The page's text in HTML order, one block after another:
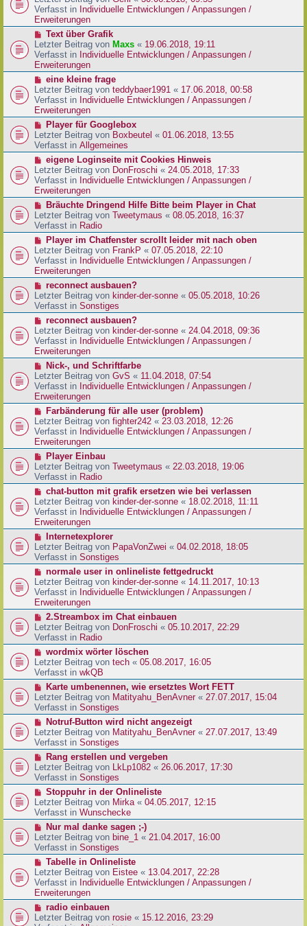
g
e
i
t
a
g
u
e
r
B
e
i
t
a
g
Verfasst in Individuelle Entwicklungen / Anpassungen /
Erweiterungen
N
e
u
e
r
B
e
i
t
a
g
Text über Grafik
Letzter Beitrag von Maxs « 19.06.2018, 19:11
Verfasst in Individuelle Entwicklungen / Anpassungen /
Erweiterungen
N
e
u
e
r
B
e
i
r
a
g
eine kleine frage
Letzter Beitrag von teddybaer1991 « 17.06.2018, 00:58
Verfasst in Individuelle Entwicklungen / Anpassungen /
Erweiterungen
N
e
u
e
r
B
e
i
r
a
g
Player für Googlebox
Letzter Beitrag von Boxbeutel « 01.06.2018, 13:55
Verfasst in Allgemeines
N
e
u
e
r
B
e
i
r
a
g
eigene Loginseite mit Cookies Hinweis
Letzter Beitrag von DonFroschi « 24.05.2018, 17:33
Verfasst in Individuelle Entwicklungen / Anpassungen /
Erweiterungen
N
e
u
e
r
B
e
i
r
a
g
Bräuchte Dringend Hilfe Bitte beim Player in Chat
Letzter Beitrag von Tweetymaus « 08.05.2018, 16:37
Verfasst in Radio
N
e
u
e
r
B
e
i
r
a
g
Player im Chatfenster scrollt leider mit nach oben
Letzter Beitrag von FrankP « 07.05.2018, 22:10
Verfasst in Individuelle Entwicklungen / Anpassungen /
Erweiterungen
N
e
u
e
r
B
e
i
r
a
g
reconnect ausbauen?
Letzter Beitrag von kinder-der-sonne « 05.05.2018, 10:26
Verfasst in Sonstiges
N
e
u
e
r
B
e
i
t
a
g
reconnect ausbauen?
Letzter Beitrag von kinder-der-sonne « 24.04.2018, 09:36
Verfasst in Individuelle Entwicklungen / Anpassungen /
Erweiterungen
N
e
u
e
r
B
e
i
t
a
g
Nick-, und Schriftfarbe
Letzter Beitrag von GvS « 11.04.2018, 07:54
Verfasst in Individuelle Entwicklungen / Anpassungen /
Erweiterungen
N
e
u
e
r
B
e
i
r
a
g
Farbänderung für alle user (problem)
Letzter Beitrag von fighter242 « 23.03.2018, 12:26
Verfasst in Individuelle Entwicklungen / Anpassungen /
Erweiterungen
N
e
u
e
r
B
e
i
r
a
g
Player Einbau
Letzter Beitrag von Tweetymaus « 22.03.2018, 19:06
Verfasst in Radio
N
e
u
e
r
B
e
i
r
a
g
chat-button mit grafik ersetzen wie bei verlassen
Letzter Beitrag von kinder-der-sonne « 18.02.2018, 11:11
Verfasst in Individuelle Entwicklungen / Anpassungen /
Erweiterungen
N
e
u
e
r
B
e
i
r
a
g
Internetexplorer
Letzter Beitrag von PapaVonZwei « 04.02.2018, 18:05
Verfasst in Sonstiges
N
e
u
e
r
B
e
i
r
a
g
normale user in onlineliste fettgedruckt
Letzter Beitrag von kinder-der-sonne « 14.11.2017, 10:13
Verfasst in Individuelle Entwicklungen / Anpassungen /
Erweiterungen
N
e
u
e
r
B
e
t
r
a
g
2.Streambox im Chat einbauen
Letzter Beitrag von DonFroschi « 05.10.2017, 22:29
Verfasst in Radio
N
e
u
e
r
B
e
t
r
a
g
wordmix wörter löschen
Letzter Beitrag von tech « 05.08.2017, 16:05
Verfasst in wkQB
N
e
u
e
r
B
e
t
r
a
g
Karte umbenennen, wie ersetztes Wort FETT
Letzter Beitrag von Matityahu_BenAvner « 27.07.2017, 15:04
Verfasst in Sonstiges
N
e
u
e
r
B
e
t
r
a
g
Notruf-Button wird nicht angezeigt
Letzter Beitrag von Matityahu_BenAvner« 27.07.2017, 13:49
Verfasst in Sonstiges
N
e
u
e
r
B
e
t
r
a
g
Rang erstellen und vergeben
Letzter Beitrag von LkLp1082 « 26.06.2017, 17:30
Verfasst in Sonstiges
N
e
u
e
r
B
e
t
r
a
g
Stoppuhr in der Onlineliste
Letzter Beitrag von Mirka« 04.05.2017, 12:15
Verfasst in Wunschecke
N
e
u
e
r
B
e
i
r
Nur mal danke sagen ;-)
Letzter Beitrag von bine_1 « 21.04.2017, 16:00
Verfasst in Sonstiges
N
e
u
e
r
B
e
Tabelle in Onlineliste
Letzter Beitrag von Eistee « 13.04.2017, 22:28
Verfasst in Individuelle Entwicklungen / Anpassungen /
Erweiterungen
N
e
radio einbauen
Letzter Beitrag von rosie « 15.12.2016, 23:29